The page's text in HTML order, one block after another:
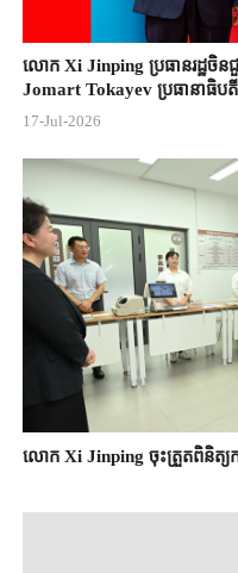
លោក Xi Jinping ប្រធានរដ្ឋចិន​
Jomart ​Tokayev ​ប្រធានាធិបតី​
17-Jul-2026
លោក Xi Jinping ចុះត្រួតពិនិត្យ